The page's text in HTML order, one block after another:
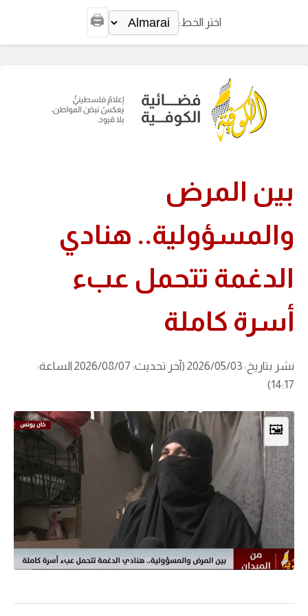
اختر الخط: 🖨️
بين المرض
والمسؤولية.. هنادي
الدغمة تتحمل عبء
أسرة كاملة
نشر بتاريخ: 2026/05/03 (آخر تحديث: 2026/08/07 الساعة:
14:17)
🖼️